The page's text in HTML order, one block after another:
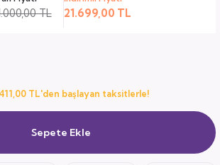
TL 21.699,00 TL
TL'den başlayan taksitlerle!
Sepete Ekle